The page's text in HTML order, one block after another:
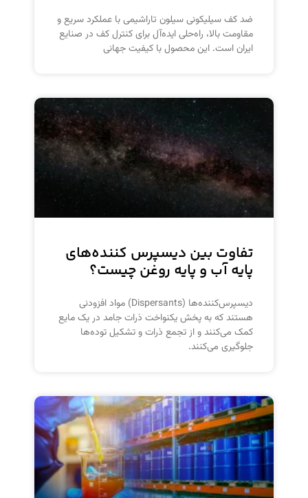
ضد کف سیلیکونی سیلون تاراشیمی با عملکرد سریع و
مقاومت بالا، راه‌حلی ایده‌آل برای کنترل کف در صنایع
ایران است. این محصول با کیفیت جهانی
تفاوت بین دیسپرس کننده‌های
پایه آب و پایه روغن چیست؟
دیسپرس‌کننده‌ها (Dispersants) مواد افزودنی
هستند که به پخش یکنواخت ذرات جامد در یک مایع
کمک می‌کنند و از تجمع ذرات و تشکیل توده‌ها
جلوگیری می‌کنند.